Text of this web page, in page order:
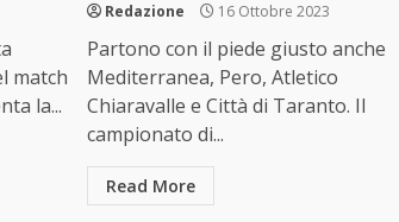
match
la...
Redazione 16 Ottobre 2023
Partono con il piede giusto anche
Mediterranea, Pero, Atletico
Chiaravalle e Città di Taranto. Il
campionato di...
Read More